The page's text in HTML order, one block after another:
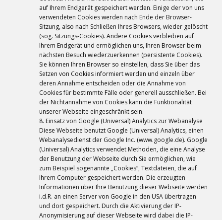
auf Ihrem Endgerät gespeichert werden. Einige der von uns
verwendeten Cookies werden nach Ende der Browser-
Sitzung, also nach Schließen Ihres Browsers, wieder gelöscht
(sog. Sitzungs-Cookies). Andere Cookies verbleiben auf
Ihrem Endgerät und ermöglichen uns, Ihren Browser beim
nächsten Besuch wiederzuerkennen (persistente Cookies).
Sie können Ihren Browser so einstellen, dass Sie über das
Setzen von Cookies informiert werden und einzeln über
deren Annahme entscheiden oder die Annahme von
Cookies für bestimmte Fälle oder generell ausschließen. Bei
der Nichtannahme von Cookies kann die Funktionalität
unserer Webseite eingeschränkt sein.
8. Einsatz von Google (Universal) Analytics zur Webanalyse
Diese Webseite benutzt Google (Universal) Analytics, einen
Webanalysedienst der Google Inc. (www.google.de). Google
(Universal) Analytics verwendet Methoden, die eine Analyse
der Benutzung der Webseite durch Sie ermöglichen, wie
zum Beispiel sogenannte „Cookies“, Textdateien, die auf
Ihrem Computer gespeichert werden. Die erzeugten
Informationen über Ihre Benutzung dieser Webseite werden
i.d.R. an einen Server von Google in den USA übertragen
und dort gespeichert. Durch die Aktivierung der IP-
Anonymisierung auf dieser Webseite wird dabei die IP-